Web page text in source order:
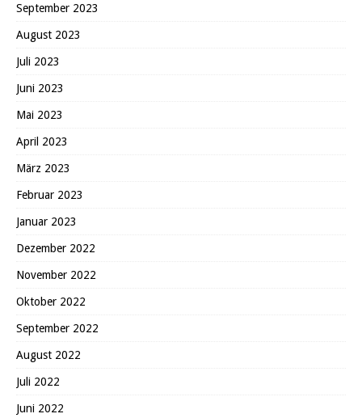
September 2023
August 2023
Juli 2023
Juni 2023
Mai 2023
April 2023
März 2023
Februar 2023
Januar 2023
Dezember 2022
November 2022
Oktober 2022
September 2022
August 2022
Juli 2022
Juni 2022